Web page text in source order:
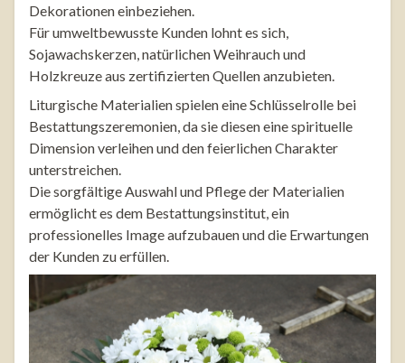
Dekorationen einbeziehen.
Für umweltbewusste Kunden lohnt es sich,
Sojawachskerzen, natürlichen Weihrauch und
Holzkreuze aus zertifizierten Quellen anzubieten.
Liturgische Materialien spielen eine Schlüsselrolle bei
Bestattungszeremonien, da sie diesen eine spirituelle
Dimension verleihen und den feierlichen Charakter
unterstreichen.
Die sorgfältige Auswahl und Pflege der Materialien
ermöglicht es dem Bestattungsinstitut, ein
professionelles Image aufzubauen und die Erwartungen
der Kunden zu erfüllen.